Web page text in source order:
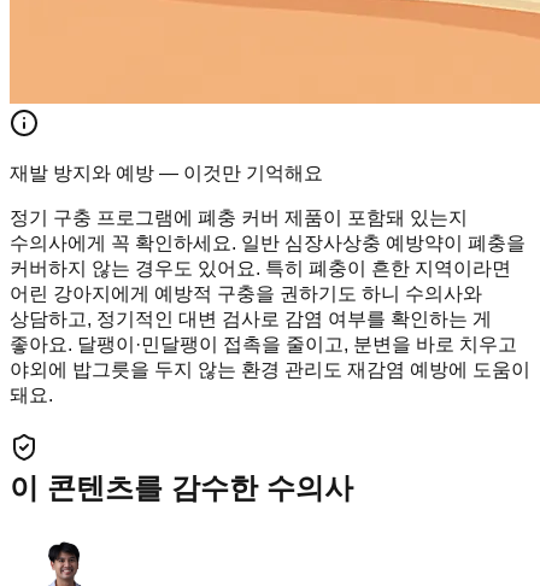
재발 방지와 예방 — 이것만 기억해요
정기 구충 프로그램에 폐충 커버 제품이 포함돼 있는지
수의사에게 꼭 확인하세요. 일반 심장사상충 예방약이 폐충을
커버하지 않는 경우도 있어요. 특히 폐충이 흔한 지역이라면
어린 강아지에게 예방적 구충을 권하기도 하니 수의사와
상담하고, 정기적인 대변 검사로 감염 여부를 확인하는 게
좋아요. 달팽이·민달팽이 접촉을 줄이고, 분변을 바로 치우고
야외에 밥그릇을 두지 않는 환경 관리도 재감염 예방에 도움이
돼요.
이 콘텐츠를 감수한 수의사